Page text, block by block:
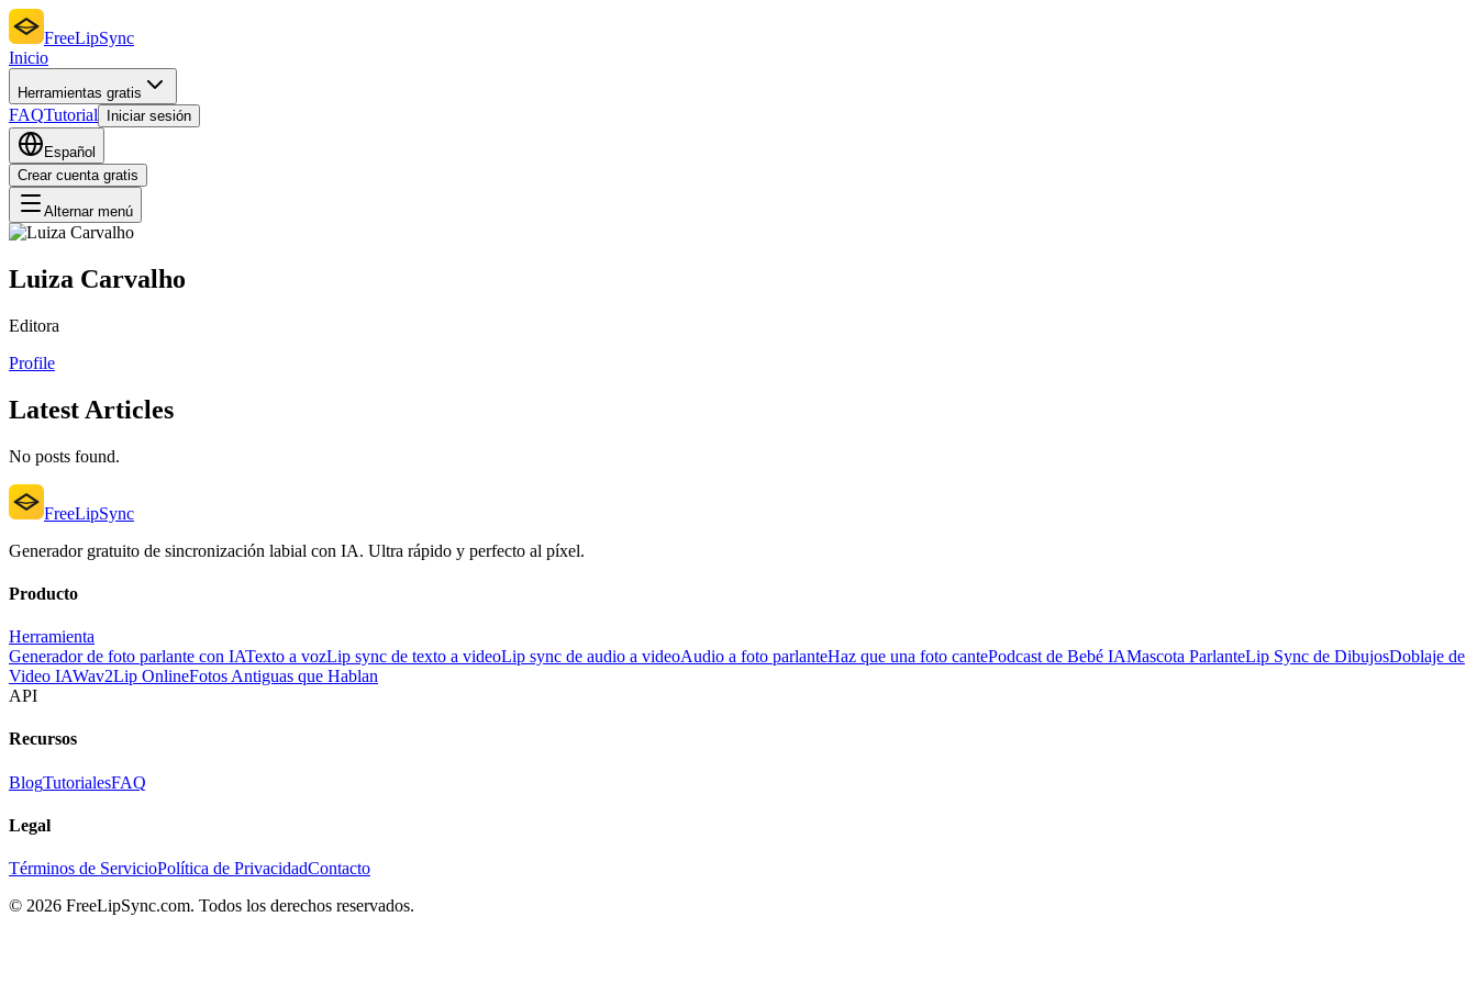
FreeLipSync
Inicio
Herramientas gratis
FAQTutorial Iniciar sesión
Español
Crear cuenta gratis
Alternar menú
Luiza Carvalho
Editora
Profile
Latest Articles
No posts found.
FreeLipSync
Generador gratuito de sincronización labial con IA. Ultra rápido y perfecto al píxel.
Producto
Herramienta
Generador de foto parlante con IATexto a vozLip sync de texto a videoLip sync de audio a videoAudio a foto parlanteHaz que una foto cantePodcast de Bebé IAMascota ParlanteLip Sync de DibujosDoblaje de
Video IAWav2Lip OnlineFotos Antiguas que Hablan
API
Recursos
BlogTutorialesFAQ
Legal
Términos de ServicioPolítica de PrivacidadContacto
© 2026 FreeLipSync.com. Todos los derechos reservados.